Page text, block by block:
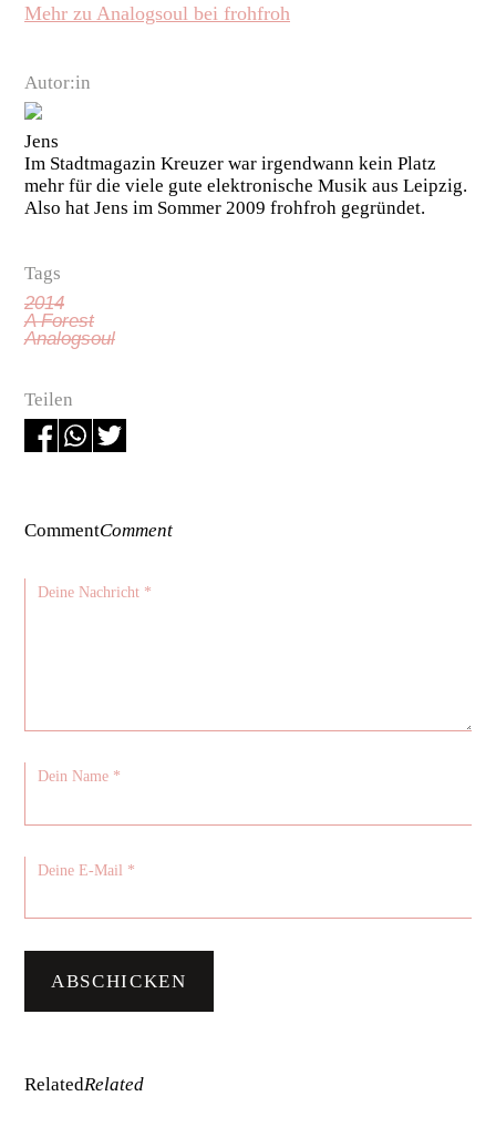
Autor:in
Jens
Im Stadtmagazin Kreuzer war irgendwann kein Platz
mehr für die viele gute elektronische Musik aus Leipzig.
Also hat Jens im Sommer 2009 frohfroh gegründet.
Tags
2014
A Forest
Analogsoul
Teilen
Mehr zu Analogsoul bei frohfroh
CommentComment
RelatedRelated